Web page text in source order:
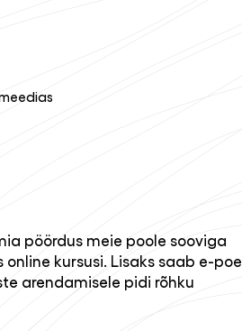
pöördus meie poole sooviga
kursusi. Lisaks saab e-poe
arendamisele pidi rõhku